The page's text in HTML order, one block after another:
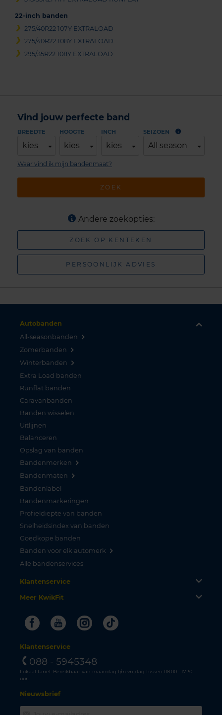
22-inch banden
275/40R22 107Y EXTRALOAD
275/40R22 108Y EXTRALOAD
295/35R22 108Y EXTRALOAD
Vind jouw perfecte band
BREEDTE
kies
HOOGTE
kies
INCH
kies
SEIZOEN
All season
ZOEK
Waar vind ik mijn bandenmaat?
Andere zoekopties:
ZOEK OP KENTEKEN
PERSOONLIJK ADVIES
Autobanden
All-seasonbanden
Zomerbanden
Winterbanden
Extra Load banden
Runflat banden
Caravanbanden
Banden wisselen
Uitlijnen
Balanceren
Opslag van banden
Bandenmerken
Bandenmaten
Bandenlabel
Bandenmarkeringen
Profieldiepte van banden
Snelheidsindex van banden
Goedkope banden
Banden voor elk automerk
Alle bandenservices
Klantenservice
Meer KwikFit
FacebookYoutubeInstagram
Tiktok
Klantenservice
088 - 5945348
Lokaal tarief. Bereikbaar van maandag t/m vrijdag tussen 08.00 - 17.30
uur.
Nieuwsbrief